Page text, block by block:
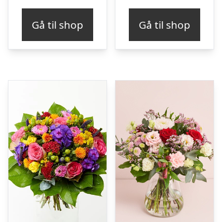
Gå til shop Gå til shop